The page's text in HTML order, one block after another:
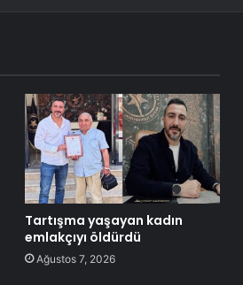
Tartışma yaşayan kadın
emlakçıyı öldürdü
Ağustos 7, 2026